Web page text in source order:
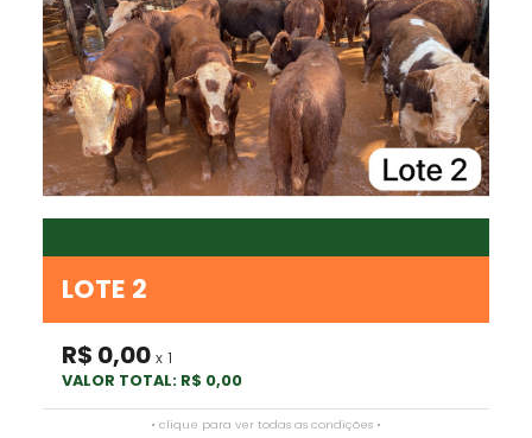
LOTE 2
R$ 0,00 x 1
VALOR TOTAL: R$ 0,00
• clique para ver todas as condições •